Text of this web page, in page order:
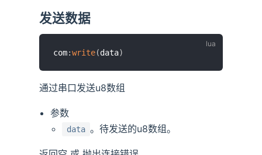
发送数据
com:write(data)
通过串口发送u8数组
参数
data 。待发送的u8数组。